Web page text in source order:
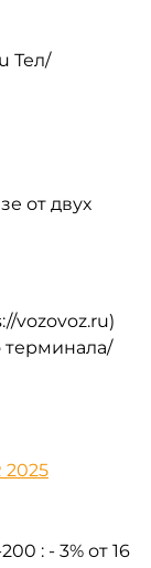
Тел/
от двух
vozovoz.ru)
терминала/
: - 3% от 16